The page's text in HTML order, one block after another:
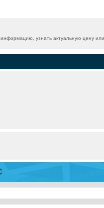
узнать актуальную цену или